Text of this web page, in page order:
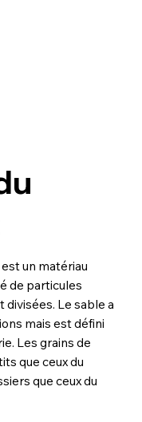
un matériau
de particules
Le sable a
mais est défini
Les grains de
que ceux du
que ceux du